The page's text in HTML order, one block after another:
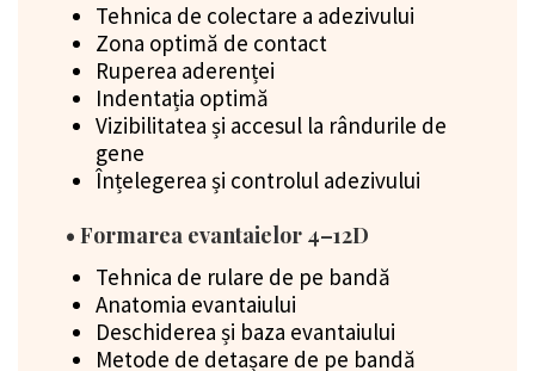
Tehnica de colectare a adezivului
Zona optimă de contact
Ruperea aderenței
Indentația optimă
Vizibilitatea și accesul la rândurile de
gene
Înțelegerea și controlul adezivului
• Formarea evantaielor 4–12D
Tehnica de rulare de pe bandă
Anatomia evantaiului
Deschiderea și baza evantaiului
Metode de detașare de pe bandă